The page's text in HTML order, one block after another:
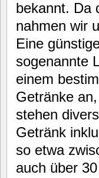
bekannt. Da
nahmen wir
Eine
sogenannte
einem
Getränke
stehen
Getränk
so etwa
auch über